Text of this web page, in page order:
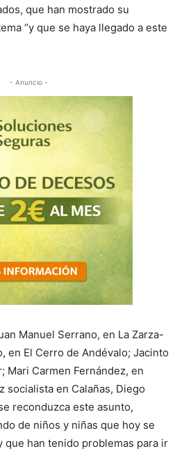
que han mostrado su
“y que se haya llegado a este
- Anuncio -
Manuel Serrano, en La Zarza-
en El Cerro de Andévalo; Jacinto
Mari Carmen Fernández, en
socialista en Calañas, Diego
reconduzca este asunto,
de niños y niñas que hoy se
que han tenido problemas para ir